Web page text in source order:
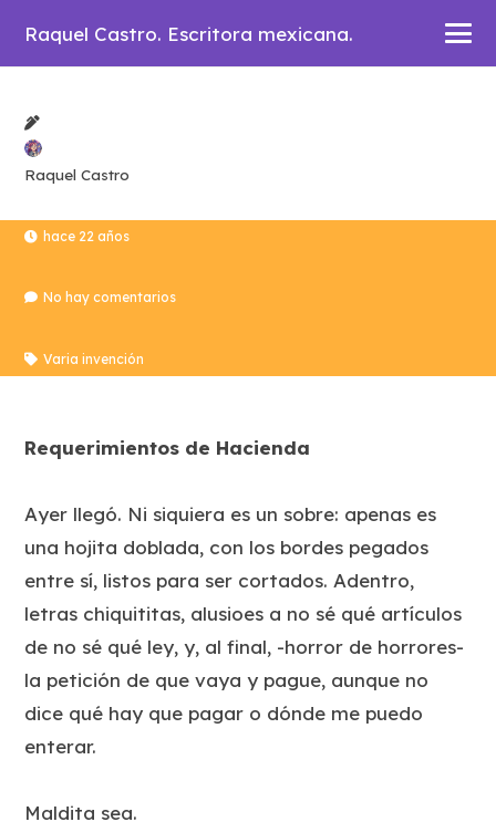
Raquel Castro. Escritora mexicana.
Raquel Castro
hace 22 años
No hay comentarios
Varia invención
Requerimientos de Hacienda
Ayer llegó. Ni siquiera es un sobre: apenas es
una hojita doblada, con los bordes pegados
entre sí, listos para ser cortados. Adentro,
letras chiquititas, alusioes a no sé qué artículos
de no sé qué ley, y, al final, -horror de horrores-
la petición de que vaya y pague, aunque no
dice qué hay que pagar o dónde me puedo
enterar.
Maldita sea.